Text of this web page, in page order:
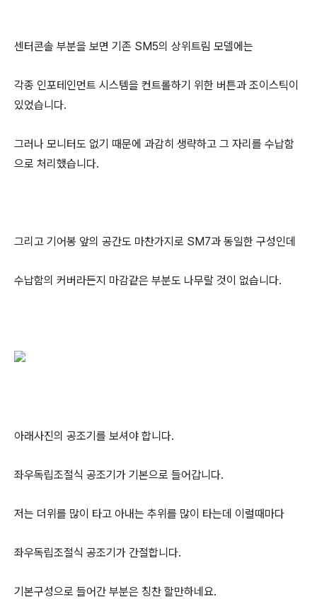
센터콘솔 부분을 보면 기존 SM5의 상위트림 모델에는
각종 인포테인먼트 시스템을 컨트롤하기 위한 버튼과 조이스틱이
있었습니다.
그러나 모니터도 없기 때문에 과감히 생략하고 그 자리를 수납함
으로 처리했습니다.
그리고 기어봉 앞의 공간도 마찬가지로 SM7과 동일한 구성인데
수납함의 커버라든지 마감같은 부분도 나무랄 것이 없습니다.
아래사진의 공조기를 보셔야 합니다.
좌우독립조절식 공조기가 기본으로 들어갑니다.
저는 더위를 많이 타고 아내는 추위를 많이 타는데 이럴때마다
좌우독립조절식 공조기가 간절합니다.
기본구성으로 들어간 부분은 칭찬 할만하네요.